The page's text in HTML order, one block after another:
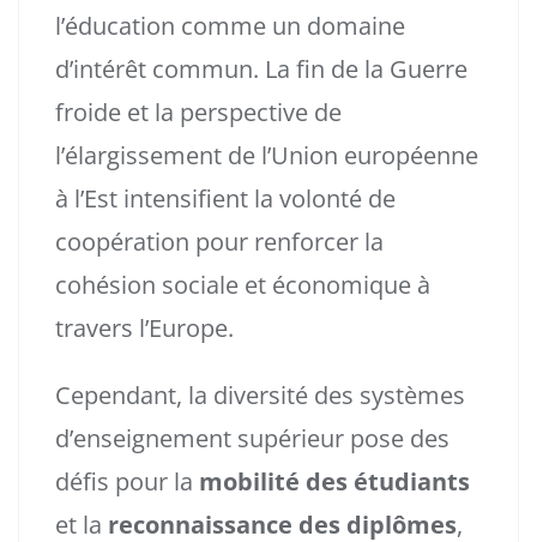
l’éducation comme un domaine
d’intérêt commun. La fin de la Guerre
froide et la perspective de
l’élargissement de l’Union européenne
à l’Est intensifient la volonté de
coopération pour renforcer la
cohésion sociale et économique à
travers l’Europe.
Cependant, la diversité des systèmes
d’enseignement supérieur pose des
défis pour la mobilité des étudiants
et la reconnaissance des diplômes,